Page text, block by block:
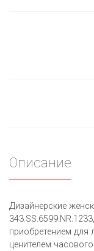
Описание
Дизайнерские
приобретением
ценителем